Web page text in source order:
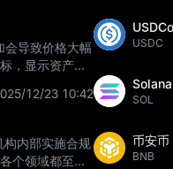
会导致价格大幅
，显示资产价
12/23 10:42
构内部实施合规
个领域都至关
USDC
Solana
SOL
币安币
BNB